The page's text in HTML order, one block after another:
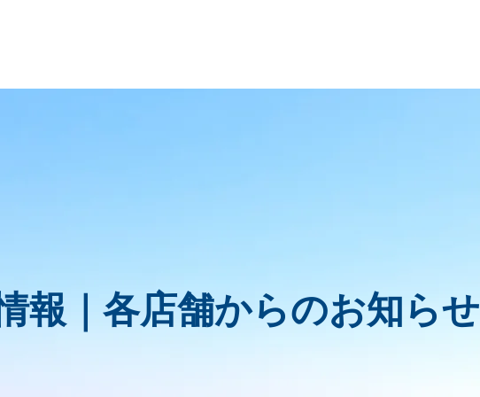
報｜ 各店舗からのお知らせ